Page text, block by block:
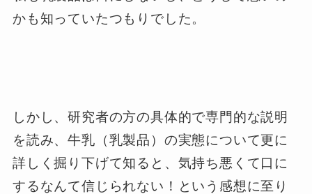
かも知っていたつもりでした。
しかし、研究者の方の具体的で専門的な説明
を読み、牛乳（乳製品）の実態について更に
詳しく掘り下げて知ると、気持ち悪くて口に
するなんて信じられない！という感想に至り